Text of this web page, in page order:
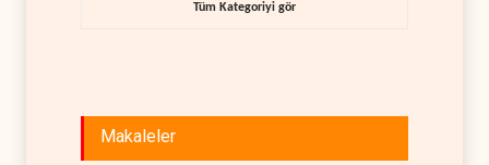
Tüm Kategoriyi gör
Makaleler